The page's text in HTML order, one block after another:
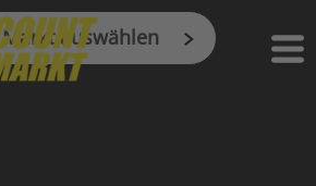
Markt auswählen